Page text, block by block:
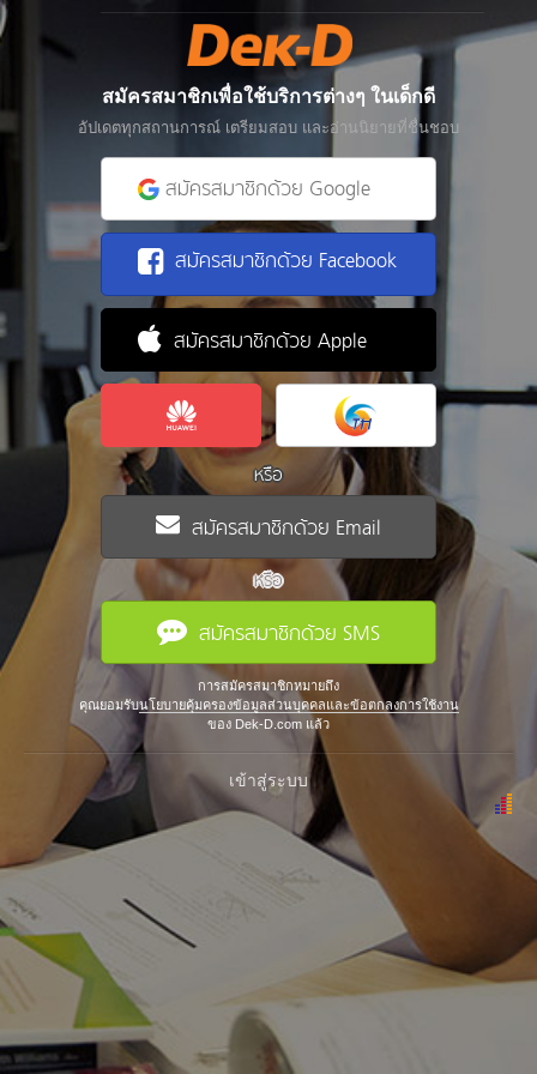
สมัครสมาชิกเพื่อใช้บริการต่างๆ ในเด็กดี
อัปเดตทุกสถานการณ์ เตรียมสอบ และอ่านนิยายที่ชื่นชอบ
สมัครสมาชิกด้วย Google
สมัครสมาชิกด้วย Facebook
สมัครสมาชิกด้วย Apple
หรือ
สมัครสมาชิกด้วย Email
หรือ
สมัครสมาชิกด้วย SMS
การสมัครสมาชิกหมายถึง
คุณยอมรับนโยบายคุ้มครองข้อมูลส่วนบุคคลและข้อตกลงการใช้งาน
ของ Dek-D.com แล้ว
เข้าสู่ระบบ